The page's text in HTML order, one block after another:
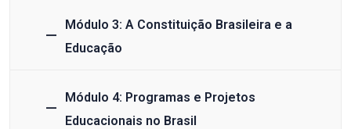
Módulo 3: A Constituição Brasileira e a
Educação
Módulo 4: Programas e Projetos
Educacionais no Brasil